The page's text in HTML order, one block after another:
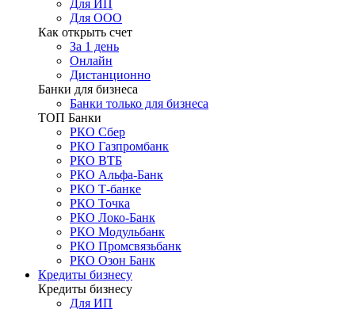
Для ИП
Для ООО
Как открыть счет
За 1 день
Онлайн
Дистанционно
Банки для бизнеса
Банки только для бизнеса
ТОП Банки
РКО Сбер
РКО Газпромбанк
РКО ВТБ
РКО Альфа-Банк
РКО Т-банке
РКО Точка
РКО Локо-Банк
РКО Модульбанк
РКО Промсвязьбанк
РКО Озон Банк
Кредиты бизнесу
Кредиты бизнесу
Для ИП